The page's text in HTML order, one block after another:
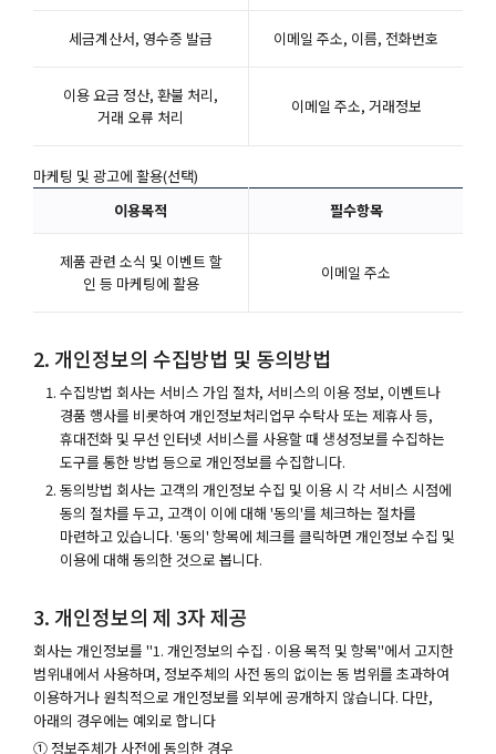
세금계산서, 영수증 발급 이메일 주소, 이름, 전화번호
이용 요금 정산, 환불 처리,
거래 오류 처리
이메일 주소, 거래정보
마케팅 및 광고에 활용(선택)
이용목적
필수항목
제품 관련 소식 및 이벤트 할
인 등 마케팅에 활용
이메일 주소
2. 개인정보의 수집방법 및 동의방법
수집방법 회사는 서비스 가입 절차, 서비스의 이용 정보, 이벤트나
경품 행사를 비롯하여 개인정보처리업무 수탁사 또는 제휴사 등,
휴대전화 및 무선 인터넷 서비스를 사용할 때 생성정보를 수집하는
도구를 통한 방법 등으로 개인정보를 수집합니다.
동의방법 회사는 고객의 개인정보 수집 및 이용 시 각 서비스 시점에
동의 절차를 두고, 고객이 이에 대해 '동의'를 체크하는 절차를
마련하고 있습니다. '동의' 항목에 체크를 클릭하면 개인정보 수집 및
이용에 대해 동의한 것으로 봅니다.
3. 개인정보의 제 3자 제공
회사는 개인정보를 "1. 개인정보의 수집 ∙ 이용 목적 및 항목"에서 고지한
범위내에서 사용하며, 정보주체의 사전 동의 없이는 동 범위를 초과하여
이용하거나 원칙적으로 개인정보를 외부에 공개하지 않습니다. 다만,
아래의 경우에는 예외로 합니다
① 정보주체가 사전에 동의한 경우